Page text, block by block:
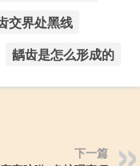
交界处黑线
龋齿是怎么形成的
下一篇